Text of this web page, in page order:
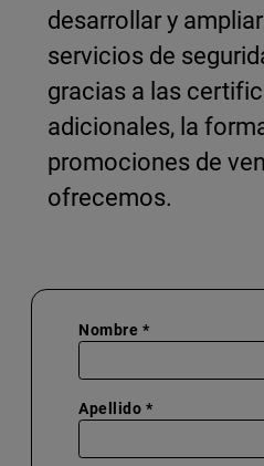
desarrollar y
servicios de
gracias a las
adicionales, la
promociones de
ofrecemos.
Nombre *
Apellido *